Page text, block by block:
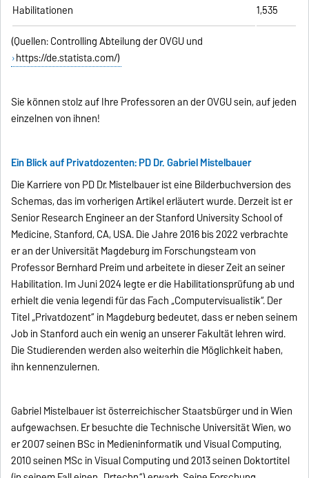
Habilitationen
1,535
(Quellen: Controlling Abteilung der OVGU und
https://de.statista.com/)
Sie können stolz auf Ihre Professoren an der OVGU sein, auf jeden
einzelnen von ihnen!
Ein Blick auf Privatdozenten: PD Dr. Gabriel Mistelbauer
Die Karriere von PD Dr. Mistelbauer ist eine Bilderbuchversion des
Schemas, das im vorherigen Artikel erläutert wurde. Derzeit ist er
Senior Research Engineer an der Stanford University School of
Medicine, Stanford, CA, USA. Die Jahre 2016 bis 2022 verbrachte
er an der Universität Magdeburg im Forschungsteam von
Professor Bernhard Preim und arbeitete in dieser Zeit an seiner
Habilitation. Im Juni 2024 legte er die Habilitationsprüfung ab und
erhielt die venia legendi für das Fach „Computervisualistik“. Der
Titel „Privatdozent“ in Magdeburg bedeutet, dass er neben seinem
Job in Stanford auch ein wenig an unserer Fakultät lehren wird.
Die Studierenden werden also weiterhin die Möglichkeit haben,
ihn kennenzulernen.
Gabriel Mistelbauer ist österreichischer Staatsbürger und in Wien
aufgewachsen. Er besuchte die Technische Universität Wien, wo
er 2007 seinen BSc in Medieninformatik und Visual Computing,
2010 seinen MSc in Visual Computing und 2013 seinen Doktortitel